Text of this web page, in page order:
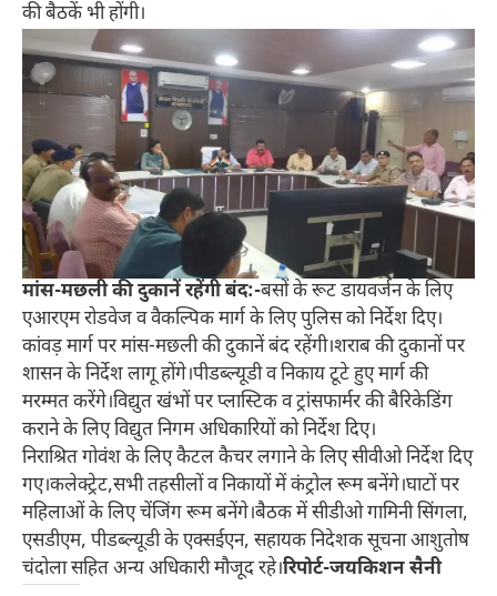
की बैठकें भी होंगी।
मांस-मछली की दुकानें रहेंगी बंद:-बसों के रूट डायवर्जन के लिए
एआरएम रोडवेज व वैकल्पिक मार्ग के लिए पुलिस को निर्देश दिए।
कांवड़ मार्ग पर मांस-मछली की दुकानें बंद रहेंगी।शराब की दुकानों पर
शासन के निर्देश लागू होंगे।पीडब्ल्यूडी व निकाय टूटे हुए मार्ग की
मरम्मत करेंगे।विद्युत खंभों पर प्लास्टिक व ट्रांसफार्मर की बैरिकेडिंग
कराने के लिए विद्युत निगम अधिकारियों को निर्देश दिए।
निराश्रित गोवंश के लिए कैटल कैचर लगाने के लिए सीवीओ निर्देश दिए
गए।कलेक्ट्रेट,सभी तहसीलों व निकायों में कंट्रोल रूम बनेंगे।घाटों पर
महिलाओं के लिए चेंजिंग रूम बनेंगे।बैठक में सीडीओ गामिनी सिंगला,
एसडीएम, पीडब्ल्यूडी के एक्सईएन, सहायक निदेशक सूचना आशुतोष
चंदोला सहित अन्य अधिकारी मौजूद रहे।रिपोर्ट-जयकिशन सैनी